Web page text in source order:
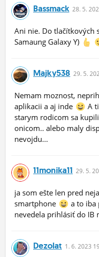
Bassmack 28. 5.
Ani nie. Do tlačítkových
Samaung Galaxy Y)
Majky538 29. 5.
Nemam moznost,
aplikacii a aj inde
A
starym rodicom sa
onicom.. alebo maly
nevojdu...
11monika11 29. 5.
ja som ešte len pred
smartphone
a to iba
nevedela prihlásiť do IB
Dezolat 1. 6. 2023